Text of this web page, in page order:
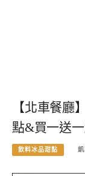
【北車餐廳
點&買一送
飲料冰品甜點